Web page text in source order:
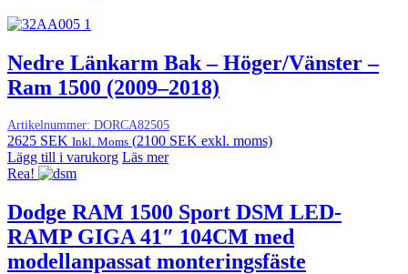
Nedre Länkarm Bak – Höger/Vänster –
Ram 1500 (2009–2018)
Artikelnummer: DORCA82505
2625 SEK Inkl. Moms (2100 SEK exkl. moms)
Lägg till i varukorg Läs mer
Rea!
Dodge RAM 1500 Sport DSM LED-
RAMP GIGA 41″ 104CM med
modellanpassat monteringsfäste